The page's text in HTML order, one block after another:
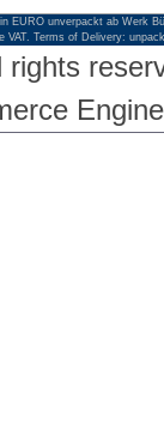
EURO unverpackt ab Werk
VAT. Terms of Delivery: